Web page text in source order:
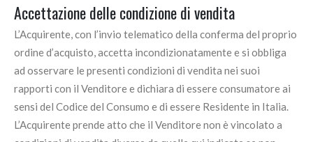
Accettazione delle condizione di vendita
L’Acquirente, con l’invio telematico della conferma del proprio
ordine d’acquisto, accetta incondizionatamente e si obbliga
ad osservare le presenti condizioni di vendita nei suoi
rapporti con il Venditore e dichiara di essere consumatore ai
sensi del Codice del Consumo e di essere Residente in Italia.
L’Acquirente prende atto che il Venditore non è vincolato a